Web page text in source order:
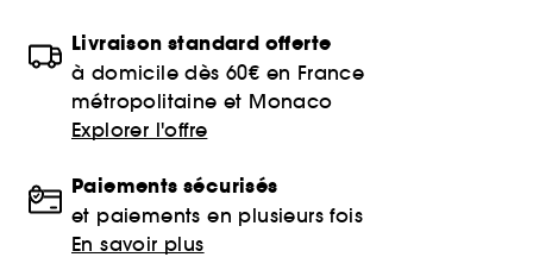
Livraison standard offerte
à domicile dès 60€ en France
métropolitaine et Monaco
Explorer l'offre
Paiements sécurisés
et paiements en plusieurs fois
En savoir plus